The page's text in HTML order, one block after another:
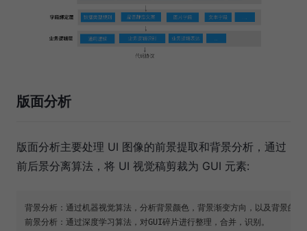
版面分析
版面分析主要处理 UI 图像的前景提取和背景分析，通过
前后景分离算法，将 UI 视觉稿剪裁为 GUI 元素:
背景分析：通过机器视觉算法，分析背景颜色，背景渐变方向，以及背景的连